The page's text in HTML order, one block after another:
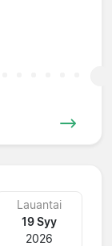
Lauantai
19 Syy
2026